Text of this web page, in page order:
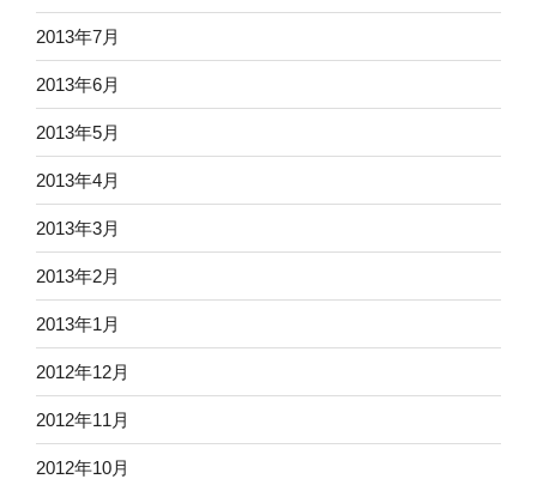
2013年7月
2013年6月
2013年5月
2013年4月
2013年3月
2013年2月
2013年1月
2012年12月
2012年11月
2012年10月